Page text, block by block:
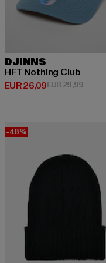
DJINNS
HFT Nothing Club
EUR 26,09
Derzeitiger Preis: EUR
EUR 29,99
-48%